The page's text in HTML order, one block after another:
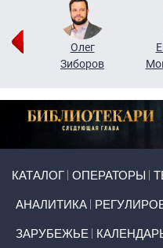
Олег
Зиборов
КАТАЛОГ ОПЕРАТОРЫ
АНАЛИТИКА
ЗАРУБЕЖЬЕ